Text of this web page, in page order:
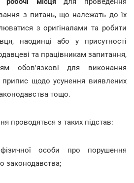
з питань, що належать до їх
з оригіналами та робити
наодинці або у присутності
та працівникам запитання,
обов'язкові для виконання
щодо усунення виявлених
тощо.
проводяться з таких підстав:
особи про порушення
законодавства;